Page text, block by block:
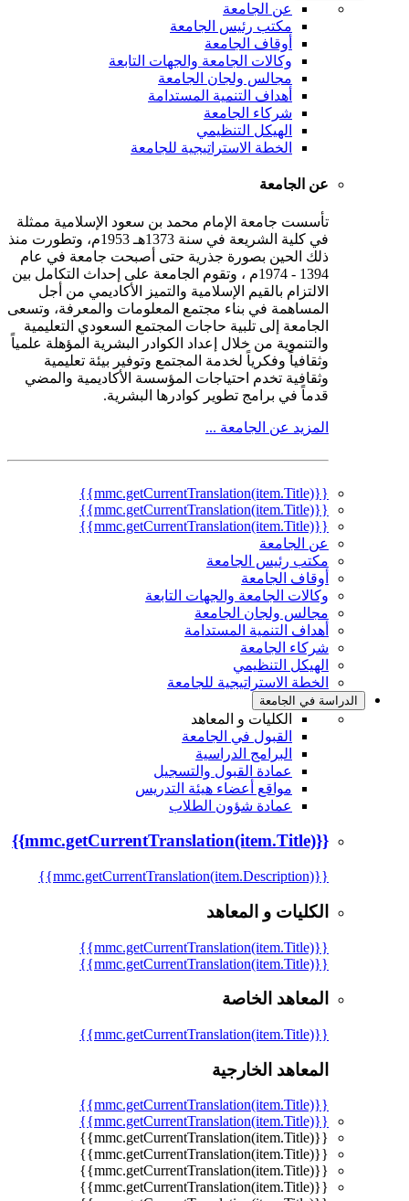
عن الجامعة
مكتب رئيس الجامعة
أوقاف الجامعة
وكالات الجامعة والجهات التابعة
مجالس ولجان الجامعة
أهداف التنمية المستدامة
شركاء الجامعة
الهيكل التنظيمي
الخطة الاستراتيجية للجامعة
عن الجامعة
تأسست جامعة الإمام محمد بن سعود الإسلامية ممثلة
في كلية الشريعة في سنة 1373هـ 1953م، وتطورت منذ
ذلك الحين بصورة جذرية حتى أصبحت جامعة في عام
1394 - 1974م ، وتقوم الجامعة على إحداث التكامل بين
الالتزام بالقيم الإسلامية والتميز الأكاديمي من أجل
المساهمة في بناء مجتمع المعلومات والمعرفة، وتسعى
الجامعة إلى تلبية حاجات المجتمع السعودي التعليمية
والتنموية من خلال إعداد الكوادر البشرية المؤهلة علمياً
وثقافياً وفكرياً لخدمة المجتمع وتوفير بيئة تعليمية
وثقافية تخدم احتياجات المؤسسة الأكاديمية والمضي
قدماً في برامج تطوير كوادرها البشرية.
المزيد عن الجامعة ...
{{mmc.getCurrentTranslation(item.Title)}}
{{mmc.getCurrentTranslation(item.Title)}}
{{mmc.getCurrentTranslation(item.Title)}}
عن الجامعة
مكتب رئيس الجامعة
أوقاف الجامعة
وكالات الجامعة والجهات التابعة
مجالس ولجان الجامعة
أهداف التنمية المستدامة
شركاء الجامعة
الهيكل التنظيمي
الخطة الاستراتيجية للجامعة
الدراسة في الجامعة
الكليات و المعاهد
القبول في الجامعة
البرامج الدراسية
عمادة القبول والتسجيل
مواقع أعضاء هيئة التدريس
عمادة شؤون الطلاب
{{mmc.getCurrentTranslation(item.Title)}}
{{mmc.getCurrentTranslation(item.Description)}}
الكليات و المعاهد
{{mmc.getCurrentTranslation(item.Title)}}
{{mmc.getCurrentTranslation(item.Title)}}
المعاهد الخاصة
{{mmc.getCurrentTranslation(item.Title)}}
المعاهد الخارجية
{{mmc.getCurrentTranslation(item.Title)}}
{{mmc.getCurrentTranslation(item.Title)}}
{{mmc.getCurrentTranslation(item.Title)}}
{{mmc.getCurrentTranslation(item.Title)}}
{{mmc.getCurrentTranslation(item.Title)}}
{{mmc.getCurrentTranslation(item.Title)}}